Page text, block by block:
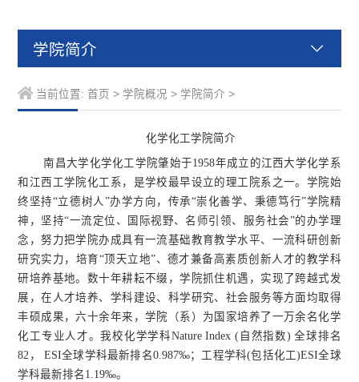
学院简介
当前位置: 首页 > 学院概况 > 学院简介 >
化学化工学院简介
南昌大学化学化工学院肇始于1958年成立的江西大学化学系
和江西工学院化工系，是学校最早设立的理工院系之一。 学院始
终坚持“立德树人”办学方向，传承“崇化善学、秉德笃行”学院精
神，坚持“一流定位、国际视野、名师引领、服务社会”的办学理
念，努力把学院办成具有一流基础教育教学水平、一流科研创新
研究实力，培育“顶天立地”、德才兼备高素质创新人才的教学科
研培养基地。数十年耕耘不缀，学院抓住机遇，实现了跨越式发
展，在人才培养、学科建设、科学研究、社会服务等方面均取得
丰硕成果，六十余年来，学院（系）为国家培养了一万余名化学
化工专业人才。我校化学学科Nature Index (自然指数) 全球排名
82， ESI全球学科最新排名0.987‰；工程学科(包括化工)ESI全球
学科最新排名1.19‰。